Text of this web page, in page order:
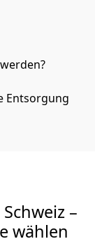
Entsorgung
–
wählen